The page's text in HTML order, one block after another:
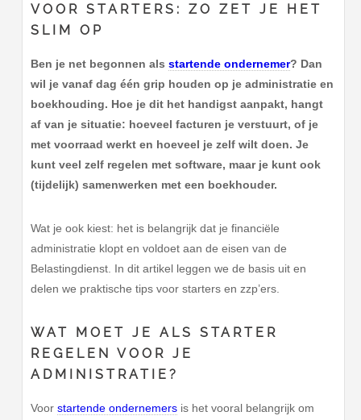
VOOR STARTERS: ZO ZET JE HET
SLIM OP
Ben je net begonnen alsstartende ondernemer? Dan
wil je vanaf dag één grip houden op je administratie en
boekhouding. Hoe je dit het handigst aanpakt, hangt
af van je situatie: hoeveel facturen je verstuurt, of je
met voorraad werkt en hoeveel je zelf wilt doen. Je
kunt veel zelf regelen met software, maar je kunt ook
(tijdelijk) samenwerken met een boekhouder.
Wat je ook kiest: het is belangrijk dat je financiële
administratie klopt en voldoet aan de eisen van de
Belastingdienst. In dit artikel leggen we de basis uit en
delen we praktische tips voor starters en zzp’ers.
WAT MOET JE ALS STARTER
REGELEN VOOR JE
ADMINISTRATIE?
Voorstartende ondernemers is het vooral belangrijk om